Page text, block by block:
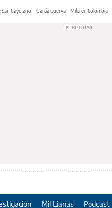
San Cayetano García Cuerva Milei en Colombia
Mil Lianas Podcast